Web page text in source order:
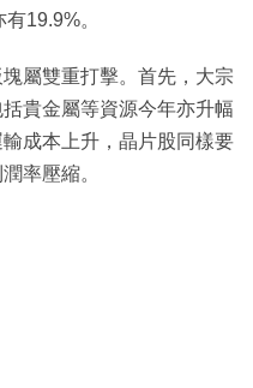
19.9%。
屬雙重打擊。首先，大宗
貴金屬等資源今年亦升幅
成本上升，晶片股同樣要
率壓縮。